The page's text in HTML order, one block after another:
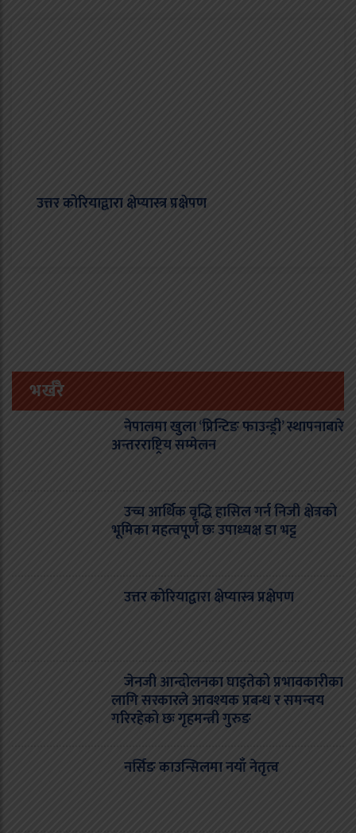
उत्तर कोरियाद्वारा क्षेप्यास्त्र प्रक्षेपण
भर्खरै
नेपालमा खुला ‘प्रिन्टिङ फाउन्ड्री’ स्थापनाबारे
अन्तरराष्ट्रिय सम्मेलन
उच्च आर्थिक वृद्धि हासिल गर्न निजी क्षेत्रको
भूमिका महत्वपूर्ण छः उपाध्यक्ष डा भट्ट
उत्तर कोरियाद्वारा क्षेप्यास्त्र प्रक्षेपण
जेनजी आन्दोलनका घाइतेको प्रभावकारीका
लागि सरकारले आवश्यक प्रबन्ध र समन्वय
गरिरहेको छः गृहमन्त्री गुरुङ
नर्सिङ काउन्सिलमा नयाँ नेतृत्व